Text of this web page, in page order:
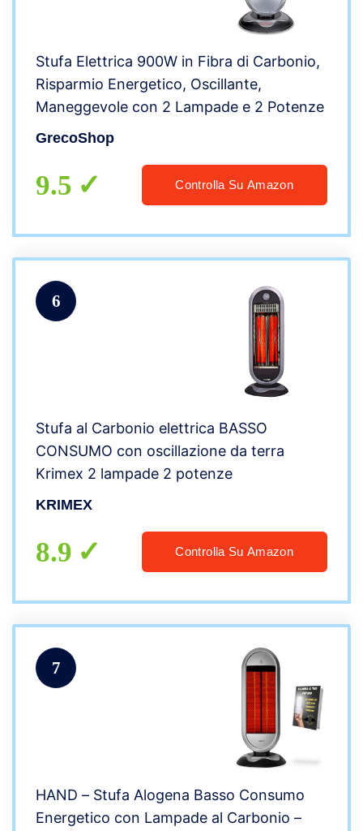
Stufa Elettrica 900W in Fibra di Carbonio,
Risparmio Energetico, Oscillante,
Maneggevole con 2 Lampade e 2 Potenze
GrecoShop
9.5 Controlla Su Amazon
6
Stufa al Carbonio elettrica BASSO
CONSUMO con oscillazione da terra
Krimex 2 lampade 2 potenze
KRIMEX
8.9 Controlla Su Amazon
7
HAND – Stufa Alogena Basso Consumo
Energetico con Lampade al Carbonio –